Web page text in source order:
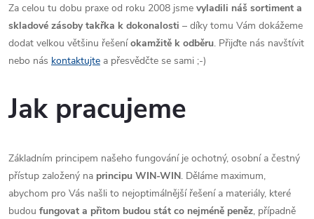
Za celou tu dobu praxe od roku 2008 jsme vyladili náš sortiment a
skladové zásoby takřka k dokonalosti – díky tomu Vám dokážeme
dodat velkou většinu řešeníokamžitě k odběru. Přijďte nás navštívit
nebo nás kontaktujte a přesvědčte se sami ;-)
Jak pracujeme
Základním principem našeho fungování je ochotný, osobní a čestný
přístup založený na principu WIN-WIN. Děláme maximum,
abychom pro Vás našli to nejoptimálnější řešení a materiály, které
budou fungovat a přitom budou stát co nejméně peněz, případně